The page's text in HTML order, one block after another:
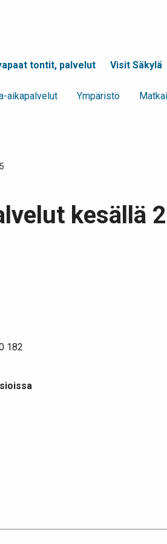
tontit, palvelut
Visit Säkylä
aika­palvelut Ympä­ristö
kesällä
182